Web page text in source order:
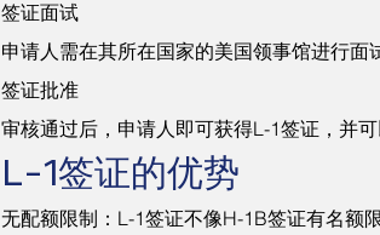
签证面试
申请人需在其所在国家的美国领事馆进行面
签证批准
审核通过后，申请人即可获得L-1签证，并
L-1签证的优势
无配额限制：L-1签证不像H-1B签证有名额